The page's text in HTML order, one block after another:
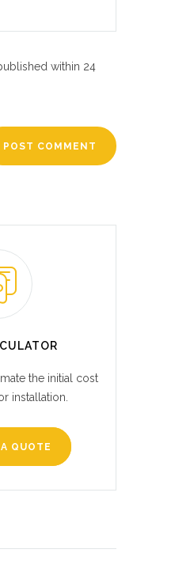
within 24
the initial cost
installation.
QUOTE